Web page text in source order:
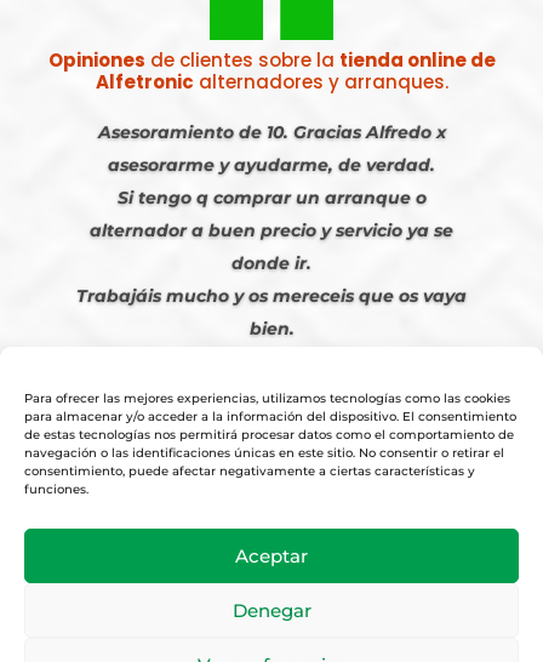
Para ofrecer las mejores experiencias, utilizamos tecnologías como las cookies
para almacenar y/o acceder a la información del dispositivo. El consentimiento
de estas tecnologías nos permitirá procesar datos como el comportamiento de
navegación o las identificaciones únicas en este sitio. No consentir o retirar el
consentimiento, puede afectar negativamente a ciertas características y
funciones.
Aceptar
Denegar
Opiniones de clientes sobre la tienda online de
Alfetronic alternadores y arranques.
Asesoramiento de 10. Gracias Alfredo x
asesorarme y ayudarme, de verdad.
Si tengo q comprar un arranque o
alternador a buen precio y servicio ya se
donde ir.
Trabajáis mucho y os mereceis que os vaya
bien.
Condiciones Venta Online
Diseño y Posicionamiento Web,Agencia web-espana.es